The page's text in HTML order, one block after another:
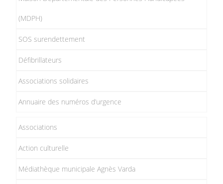
(MDPH)
SOS surendettement
Défibrillateurs
Associations solidaires
Annuaire des numéros d’urgence
Associations
Action culturelle
Médiathèque municipale Agnès Varda